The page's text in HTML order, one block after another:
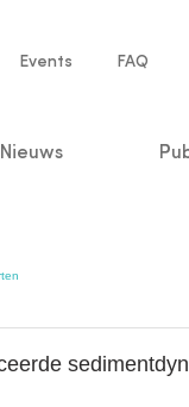
Events FAQ
Nieuws